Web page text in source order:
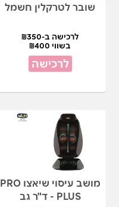
שובר לטרקלין חשמל
לרכישה ב-₪350
בשווי ₪400
לרכישה
מושב עיסוי שיאצו PRO
PLUS - ד"ר גב